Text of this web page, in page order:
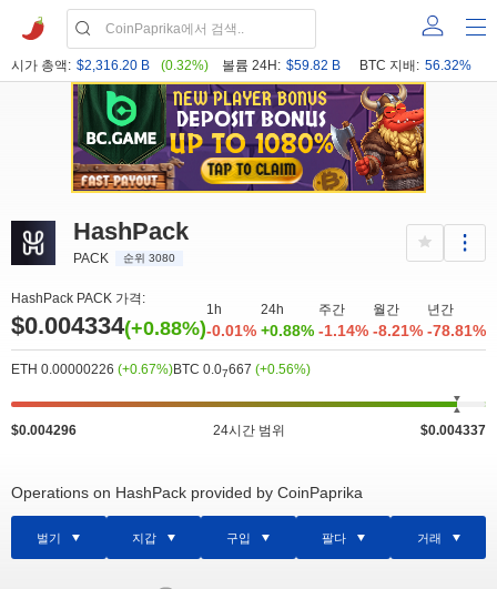
시가 총액: $2,316.20 B (0.32%) 볼륨 24H: $59.82 B BTC 지배: 56.32%
HashPack
PACK 순위 3080
HashPack PACK 가격:
$0.004334(+0.88%)
1h
-0.01%
24h
+0.88%
주간
-1.14%
월간
-8.21%
년간
-78.81%
ETH 0.00000226 (+0.67%)BTC 0.07667 (+0.56%)
$0.004296 24시간 범위 $0.004337
Operations on HashPack provided by CoinPaprika
벌기 지갑 구입 팔다 거래